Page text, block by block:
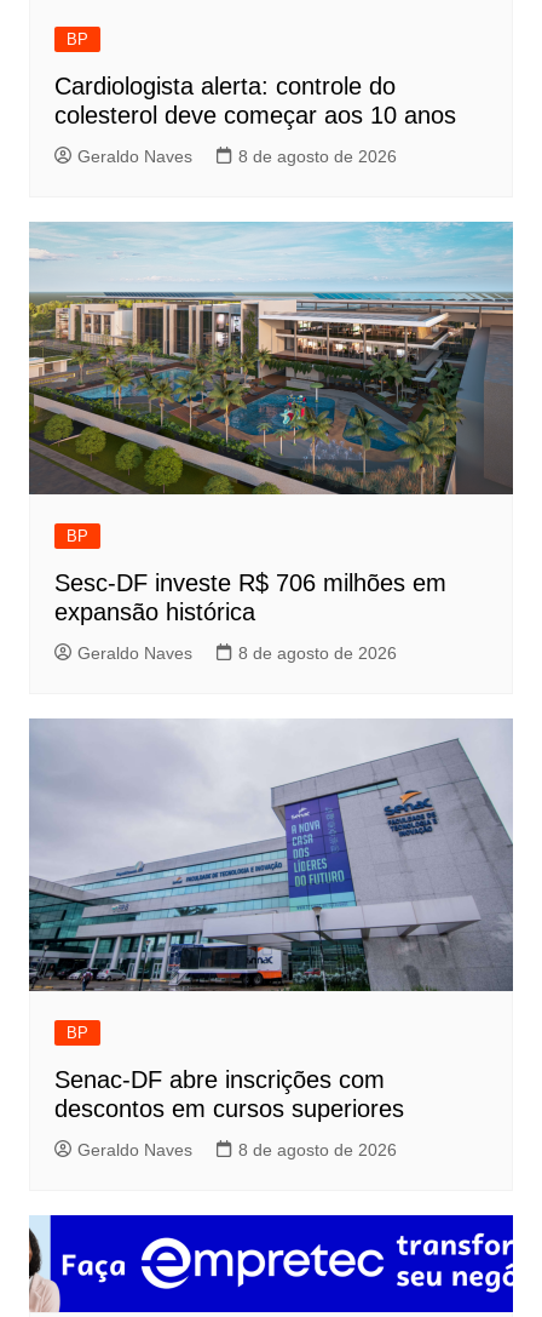
BP
Cardiologista alerta: controle do
colesterol deve começar aos 10 anos
Geraldo Naves 8 de agosto de 2026
BP
Sesc-DF investe R$ 706 milhões em
expansão histórica
Geraldo Naves 8 de agosto de 2026
BP
Senac-DF abre inscrições com
descontos em cursos superiores
Geraldo Naves 8 de agosto de 2026